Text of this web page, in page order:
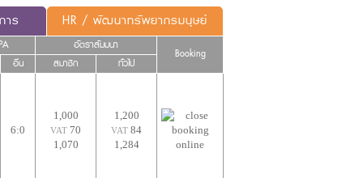
าร HR / พัฒนาทรัพยากรมนุษย์
อัตราสัมมนา
Booking
อื่น สมาชิก ทั่วไป
6:0
1,000
VAT 70
1,070
1,200
VAT 84
1,284